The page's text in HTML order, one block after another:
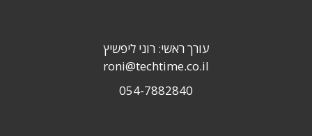
עורך ראשי: רוני ליפשיץ
roni@techtime.co.il
054-7882840